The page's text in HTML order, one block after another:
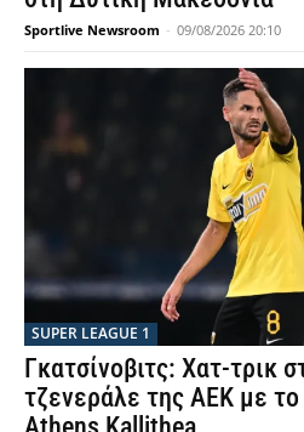
Sportlive Newsroom - 09/08/2026 20:10
SUPER LEAGUE 1
Γκατσίνοβιτς: Χατ-τρικ
τζενεράλε της ΑΕΚ με